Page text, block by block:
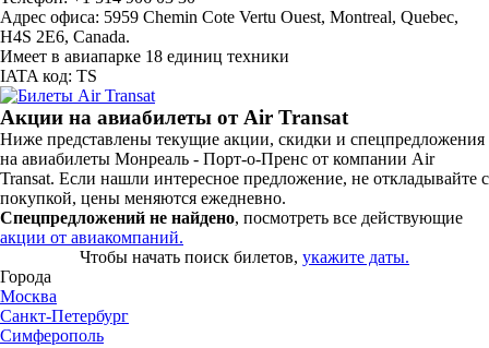
Адрес офиса: 5959 Chemin Cote Vertu Ouest, Montreal, Quebec,
H4S 2E6, Canada.
Имеет в авиапарке 18 единиц техники
IATA код: TS
Акции на авиабилеты от Air Transat
Ниже представлены текущие акции, скидки и спецпредложения
на авиабилеты Монреаль - Порт-о-Пренс от компании Air
Transat. Если нашли интересное предложение, не откладывайте с
покупкой, цены меняются ежедневно.
Спецпредложений не найдено, посмотреть все действующие
акции от авиакомпаний.
Чтобы начать поиск билетов, укажите даты.
Города
Москва
Санкт-Петербург
Симферополь